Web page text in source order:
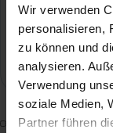
Wir verwenden
personalisieren,
zu können und
analysieren.
Verwendung
soziale Medien,
Partner führen
Mit dem